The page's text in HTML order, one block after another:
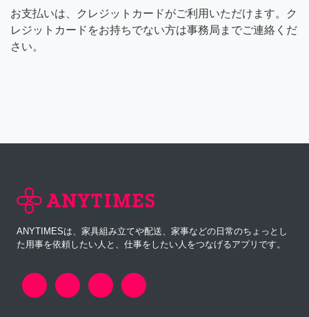
お支払いは、クレジットカードがご利用いただけます。ク
レジットカードをお持ちでない方は事務局までご連絡くだ
さい。
ANYTIMESは、家具組み立てや配送、家事などの日常のちょっとし
た用事を依頼したい人と、仕事をしたい人をつなげるアプリです。